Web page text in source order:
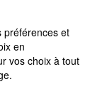
de votre
préférences et
en
vos choix à tout